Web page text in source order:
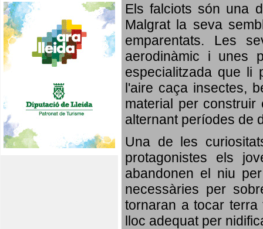
Els falciots són una
Malgrat la seva
emparentats. Les
aerodinàmic i unes
especialitzada que li
l'aire caça insectes,
material per
alternant períodes de
Una de les
protagonistes els
abandonen el niu
necessàries per
tornaran a tocar
lloc adequat per